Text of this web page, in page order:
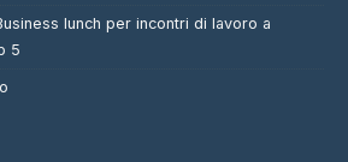
lunch per incontri di lavoro a
5